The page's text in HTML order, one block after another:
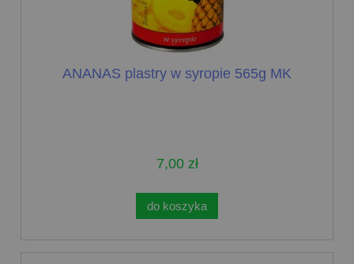
ANANAS plastry w syropie 565g MK
7,00 zł
do koszyka